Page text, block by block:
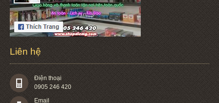
Liên hệ
Điện thoại
0905 246 420
Email